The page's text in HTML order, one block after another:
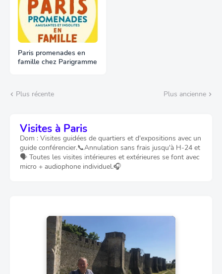
Paris promenades en
famille chez Parigramme
Plus récente Plus ancienne
Visites à Paris
Dom : Visites guidées de quartiers et d'expositions avec un
guide conférencier.📞Annulation sans frais jusqu'à H-24 et
🗣️ Toutes les visites intérieures et extérieures se font avec
micro + audiophone individuel.🎧